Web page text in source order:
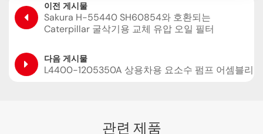
이전 게시물
Sakura H-55440 SH60854와 호환되는
Caterpillar 굴삭기용 교체 유압 오일 필터
다음 게시물
L4400-1205350A 상용차용 요소수 펌프 어셈블리
관련 제품